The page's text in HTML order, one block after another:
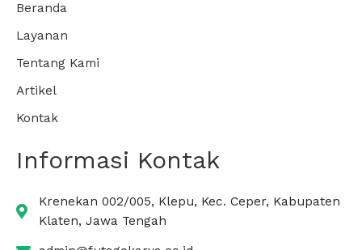
Beranda
Layanan
Tentang Kami
Artikel
Kontak
Informasi Kontak
Krenekan 002/005, Klepu, Kec. Ceper, Kabupaten
Klaten, Jawa Tengah